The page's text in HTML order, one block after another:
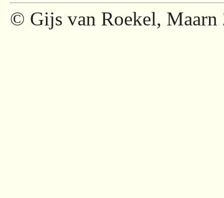
© Gijs van Roekel, Maarn